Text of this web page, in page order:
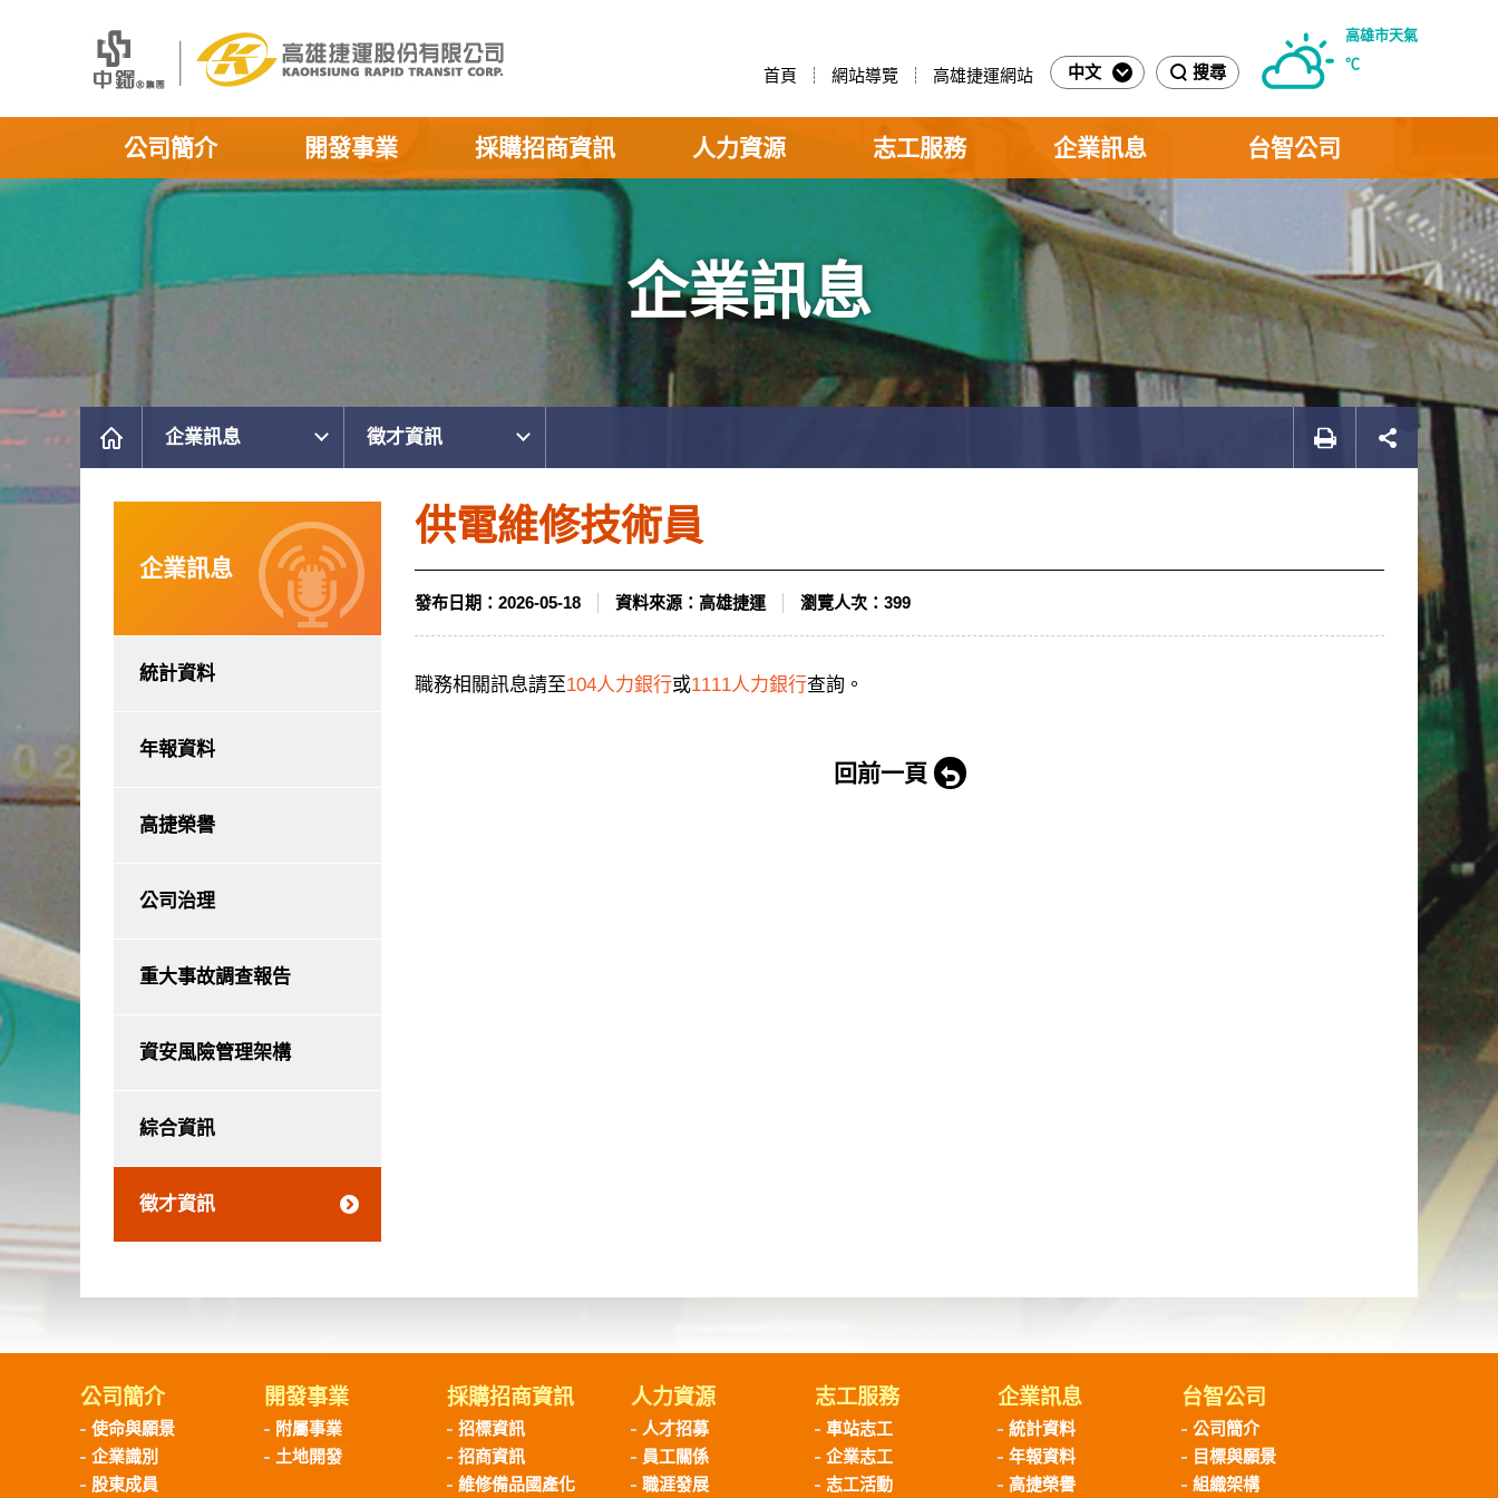
首頁 網站導覽 高雄捷運網站 中文 搜尋
高雄市天氣
℃
公司簡介 開發事業 採購招商資訊 人力資源 志工服務 企業訊息 台智公司
企業訊息
企業訊息 徵才資訊
企業訊息
統計資料
年報資料
高捷榮譽
公司治理
重大事故調查報告
資安風險管理架構
綜合資訊
徵才資訊
供電維修技術員
發布日期： 2026-05-18 資料來源： 高雄捷運 瀏覽人次： 399
職務相關訊息請至104人力銀行或1111人力銀行查詢。
回前一頁
公司簡介
使命與願景
企業識別
股東成員
開發事業
附屬事業
土地開發
採購招商資訊
招標資訊
招商資訊
維修備品國產化
人力資源
人才招募
員工關係
職涯發展
志工服務
車站志工
企業志工
志工活動
企業訊息
統計資料
年報資料
高捷榮譽
台智公司
公司簡介
目標與願景
組織架構